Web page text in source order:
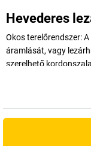
Hevederes
Okos terelőrendszer:
áramlását, vagy
szerelhető
mobil kordonokig: